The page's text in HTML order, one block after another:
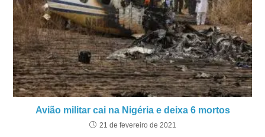
Avião militar cai na Nigéria e deixa 6 mortos
21 de fevereiro de 2021